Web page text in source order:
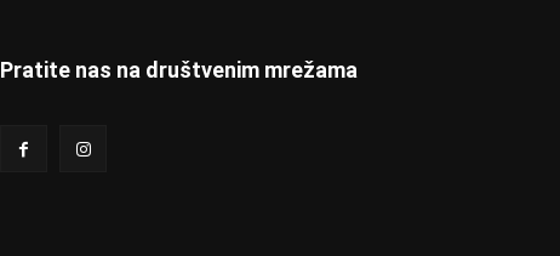
Pratite nas na društvenim mrežama